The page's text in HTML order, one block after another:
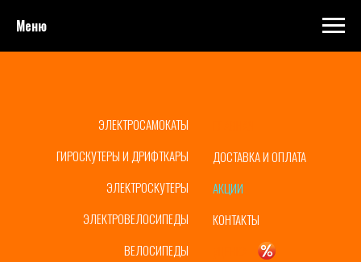
Меню
ЭЛЕКТРОСАМОКАТЫ
ГИРОСКУТЕРЫ И ДРИФТКАРЫ
ЭЛЕКТРОСКУТЕРЫ
ЭЛЕКТРОВЕЛОСИПЕДЫ
ВЕЛОСИПЕДЫ
ДОСТАВКА И ОПЛАТА
АКЦИИ
КОНТАКТЫ